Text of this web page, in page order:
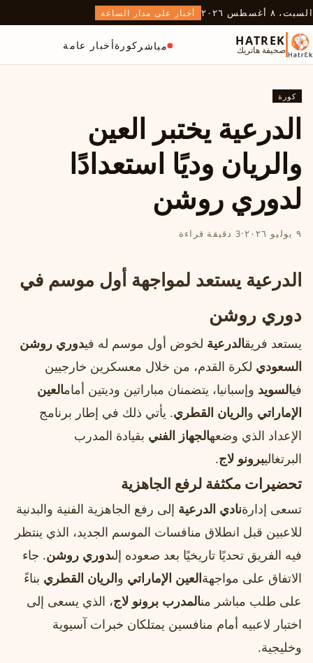
السبت، ٨ أغسطس ٢٠٢٦ أخبار على مدار الساعة
HATREK
صحيفة هاتريك مباشر كورةأخبار عامة
كورة
الدرعية يختبر العين
والريان وديًا استعدادًا
لدوري روشن
٩ يوليو ٢٠٢٦ ·3 دقيقة قراءة
الدرعية يستعد لمواجهة أول موسم في
دوري روشن
يستعد فريقالدرعية لخوض أول موسم له فيدوري روشن
السعودي لكرة القدم، من خلال معسكرين خارجيين
فيالسويد وإسبانيا، يتضمنان مباراتين وديتين أمامالعين
الإماراتي والريان القطري. يأتي ذلك في إطار برنامج
الإعداد الذي وضعهالجهاز الفني بقيادة المدرب
البرتغاليبرونو لاج.
تحضيرات مكثفة لرفع الجاهزية
تسعى إدارةنادي الدرعية إلى رفع الجاهزية الفنية والبدنية
للاعبين قبل انطلاق منافسات الموسم الجديد، الذي ينتظر
فيه الفريق تحديًا تاريخيًا بعد صعوده إلىدوري روشن. جاء
الاتفاق على مواجهةالعين الإماراتي والريان القطري بناءً
على طلب مباشر منالمدرب برونو لاج، الذي يسعى إلى
اختبار لاعبيه أمام منافسين يمتلكان خبرات آسيوية
وخليجية.